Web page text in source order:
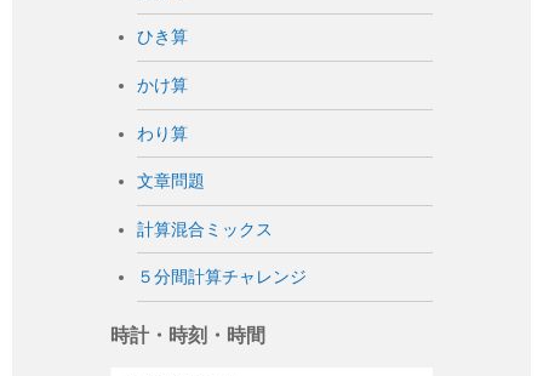
ひき算
かけ算
わり算
文章問題
計算混合ミックス
５分間計算チャレンジ
時計・時刻・時間